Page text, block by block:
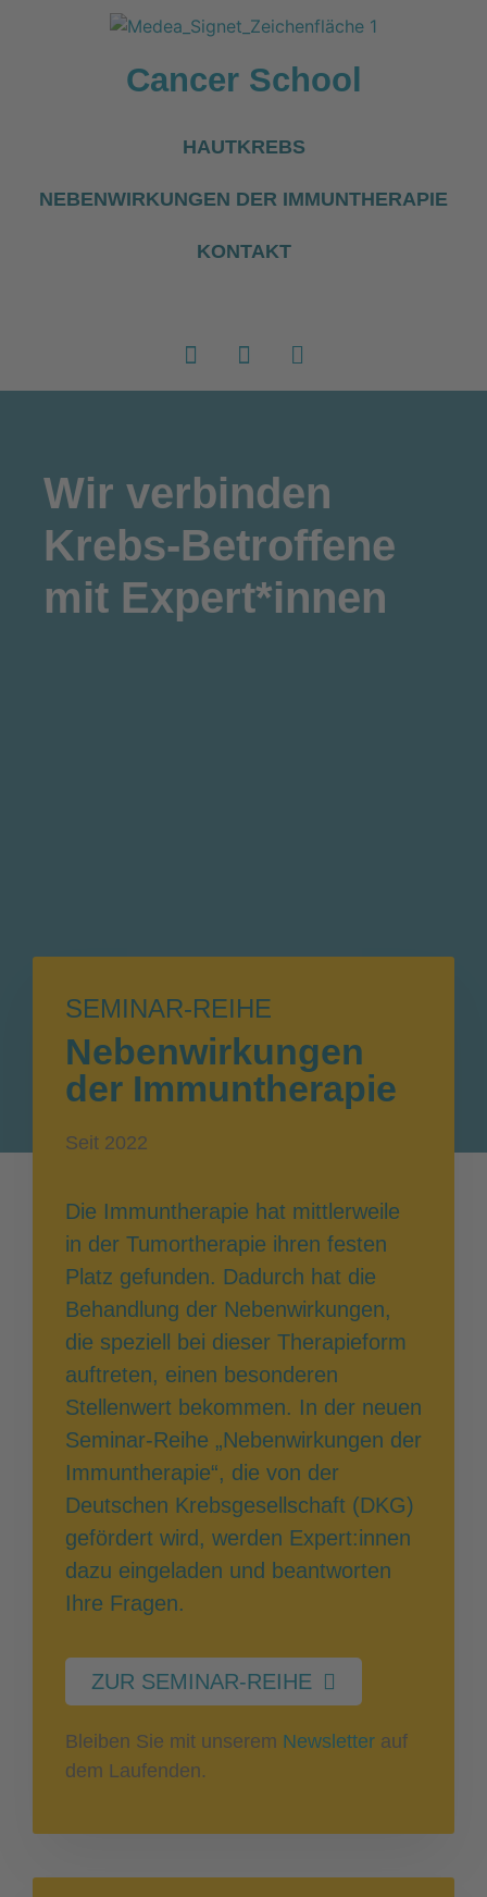
Cancer School
HAUTKREBS
NEBENWIRKUNGEN DER IMMUNTHERAPIE
KONTAKT
Wir verbinden
Krebs-Betroffene
mit Expert*innen
SEMINAR-REIHE
Nebenwirkungen
der Immuntherapie
Seit 2022
Die Immuntherapie hat mittlerweile
in der Tumortherapie ihren festen
Platz gefunden. Dadurch hat die
Behandlung der Nebenwirkungen,
die speziell bei dieser Therapieform
auftreten, einen besonderen
Stellenwert bekommen. In der neuen
Seminar-Reihe „Nebenwirkungen der
Immuntherapie“, die von der
Deutschen Krebsgesellschaft (DKG)
gefördert wird, werden Expert:innen
dazu eingeladen und beantworten
Ihre Fragen.
ZUR SEMINAR-REIHE
Bleiben Sie mit unserem Newsletter auf
dem Laufenden.